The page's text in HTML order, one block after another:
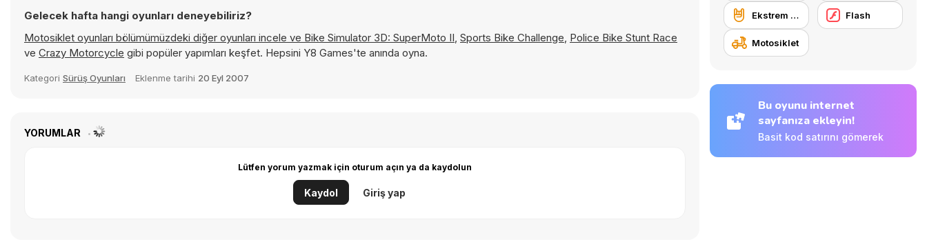
Gelecek hafta hangi oyunları deneyebiliriz?
Motosiklet oyunları bölümümüzdeki diğer oyunları incele ve Bike Simulator 3D: SuperMoto II, Sports Bike Challenge, Police Bike Stunt Race
ve Crazy Motorcycle gibi popüler yapımları keşfet. Hepsini Y8 Games'te anında oyna.
Kategori Sürüş Oyunları Eklenme tarihi 20 Eyl 2007
YORUMLAR
Lütfen yorum yazmak için oturum açın ya da kaydolun
Kaydol Giriş yap
Ekstrem sporlar Flash
Motosiklet
Bu oyunu internet
sayfanıza ekleyin!
Basit kod satırını gömerek